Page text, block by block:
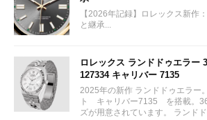
【2026年記録】ロレックス新作
と継承...
ロレックス ランドドゥエラー
127334 キャリバー 7135
2025年の新作 ランドドゥエラー
ト キャリバー7135 を搭載。
ズが用意されています。 ランド